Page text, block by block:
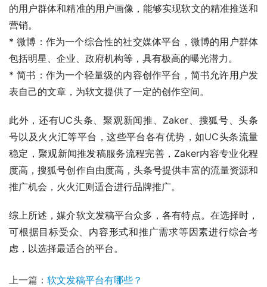
的用户群体和精准的用户画像，能够实现软文的精准推送和
营销。
* 微博：作为一个综合性的社交媒体平台，微博的用户群体
包括明星、企业、政府机构等，具有极高的曝光潜力。
* 简书：作为一个轻量级的内容创作平台，简书允许用户发
表自己的文章，为软文提供了一定的创作空间。
此外，还有UC头条、聚观新闻推、Zaker、搜狐号、头条
号以及火火汇等平台，这些平台各有优势，如UC头条流量
稳定，聚观新闻推发稿服务流程完善，Zaker内容专业化程
度高，搜狐号创作自由度高，头条号提供丰富的流量资源和
推广机会，火火汇则适合进行品牌推广。
综上所述，媒介软文发稿平台众多，各有特点。在选择时，
可根据目标受众、内容形式和推广需求等因素进行综合考
虑，以选择最适合的平台。
上一篇： 软文发稿平台有哪些？